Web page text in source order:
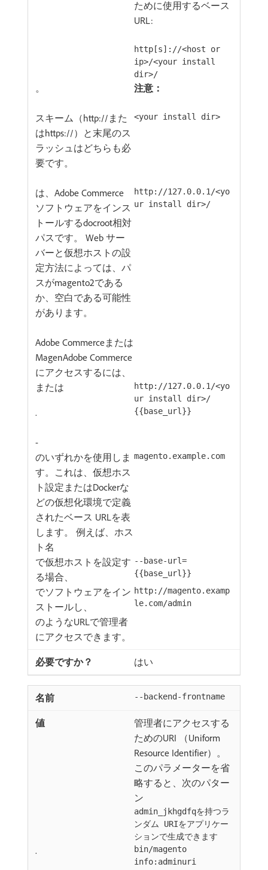
ために使用するベース
URL:
http[s]://<host or
ip>/<your install
dir>/
。 注意：
スキーム（http://また
はhttps://）と末尾のス
ラッシュはどちらも必
要です。
<your install dir>
は、Adobe Commerce
ソフトウェアをインス
トールするdocroot相対
パスです。 Web サー
バーと仮想ホストの設
定方法によっては、パ
スがmagento2である
か、空白である可能性
があります。
Adobe Commerceまたは
MagenAdobe Commerce
にアクセスするには、
http://127.0.0.1/<yo
ur install dir>/
または
http://127.0.0.1/<yo
ur install dir>/
.
-
{{base_url}}
のいずれかを使用しま
す。これは、仮想ホス
ト設定またはDockerな
どの仮想化環境で定義
されたベース URLを表
します。 例えば、ホス
ト名
magento.example.com
で仮想ホストを設定す
る場合、
--base-url=
{{base_url}}
でソフトウェアをイン
ストールし、
http://magento.examp
le.com/admin
のようなURLで管理者
にアクセスできます。
はい
--backend-frontname
管理者にアクセスする
ためのURI （Uniform
Resource Identifier）。
このパラメーターを省
略すると、次のパター
ン
admin_jkhgdfqを持つラ
ンダム URIをアプリケー
ションで生成できます
.
bin/magento
info:adminuri